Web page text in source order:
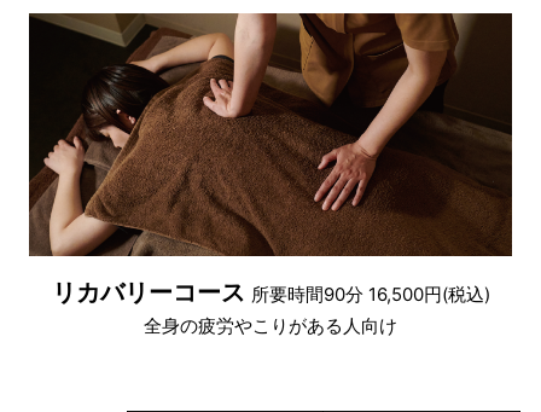
リカバリーコース 所要時間90分 16,500円(税込)
全身の疲労やこりがある人向け